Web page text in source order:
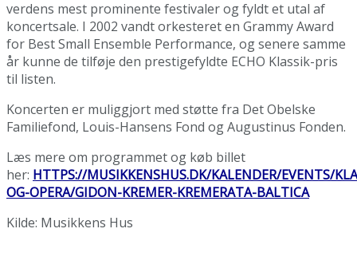
verdens mest prominente festivaler og fyldt et utal af
koncertsale. I 2002 vandt orkesteret en Grammy Award
for Best Small Ensemble Performance, og senere samme
år kunne de tilføje den prestigefyldte ECHO Klassik-pris
til listen.
Koncerten er muliggjort med støtte fra Det Obelske
Familiefond, Louis-Hansens Fond og Augustinus Fonden.
Læs mere om programmet og køb billet
her: HTTPS://MUSIKKENSHUS.DK/KALENDER/EVENTS/
OG-OPERA/GIDON-KREMER-KREMERATA-BALTICA
Kilde: Musikkens Hus